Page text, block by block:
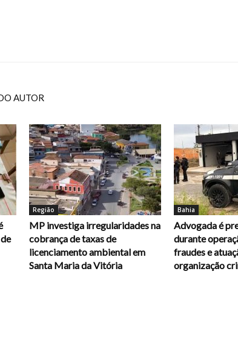
AUTOR
Região
MP investiga irregularidades na
cobrança de taxas de
licenciamento ambiental em
Santa Maria da Vitória
Bahia
Advogada é
durante
fraudes e
organização